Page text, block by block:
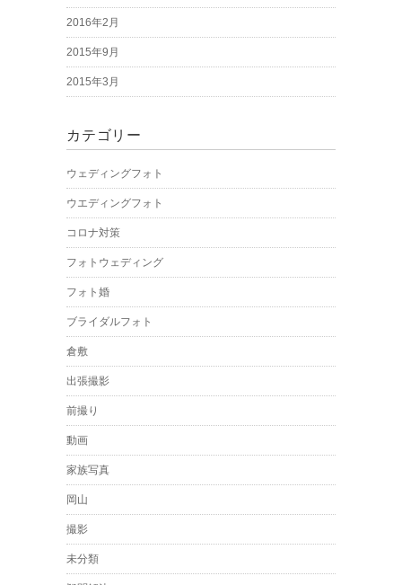
2016年2月
2015年9月
2015年3月
カテゴリー
ウェディングフォト
ウエディングフォト
コロナ対策
フォトウェディング
フォト婚
ブライダルフォト
倉敷
出張撮影
前撮り
動画
家族写真
岡山
撮影
未分類